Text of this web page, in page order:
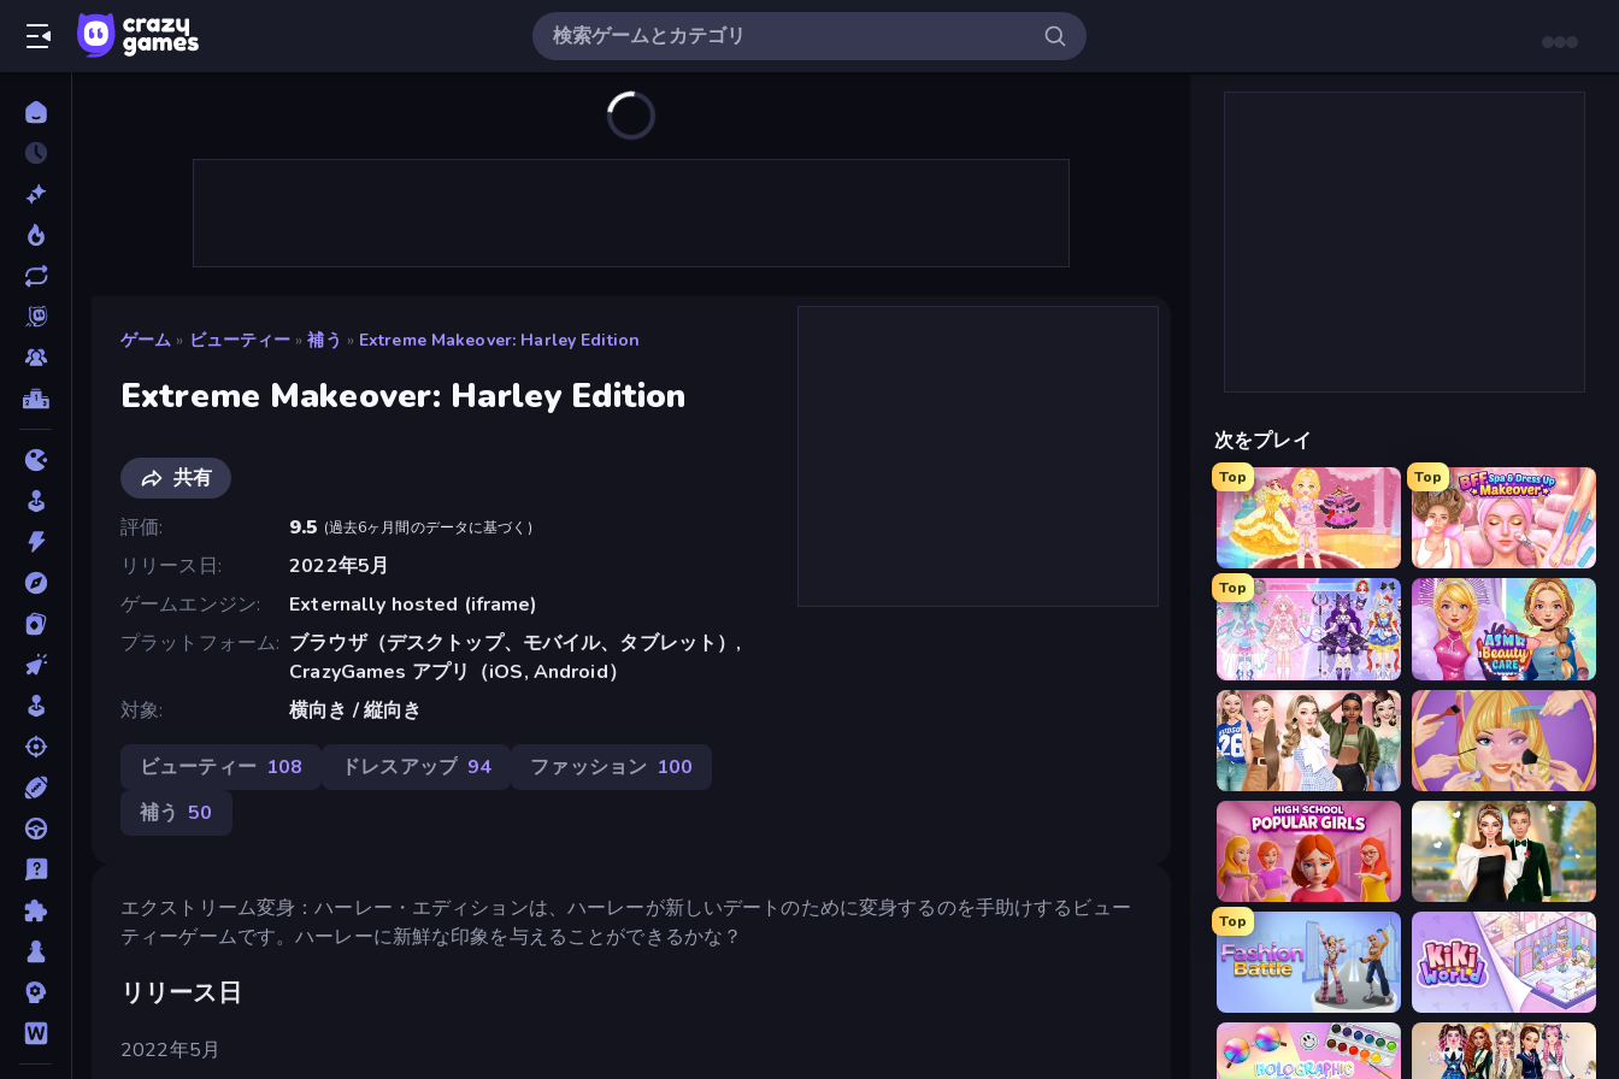
ゲーム » ビューティー » 補う » Extreme Makeover: Harley Edition
Extreme Makeover: Harley Edition
共有
評価
9.5 (過去6ヶ月間のデータに基づく )
リリース日
2022年5月
ゲームエンジン
Externally hosted (iframe)
プラットフォーム ブラウザ（デスクトップ、モバイル、タブレット）,
CrazyGames アプリ（iOS, Android）
対象
横向き / 縦向き
ビューティー 108 ドレスアップ 94 ファッション 100
補う 50
エクストリーム変身：ハーレー・エディションは、ハーレーが新しいデートのために変身するのを手助けするビュー
ティーゲームです。ハーレーに新鮮な印象を与えることができるかな？
リリース日
2022年5月
次をプレイ
Top
Royal Glow Princess Makeover
Top
BFF Makeover - Spa & Dress Up
Top
Idol Livestream: Fashion Game ASMR Beauty Care
Fashion Week 2025 Extreme Makeover
Valentine's Day Proposal
Top
Fashion Battle KiKi World